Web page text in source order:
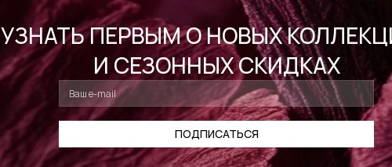
УЗНАТЬ ПЕРВЫМ О НОВЫХ
И СЕЗОННЫХ СКИДКАХ
ПОДПИСАТЬСЯ